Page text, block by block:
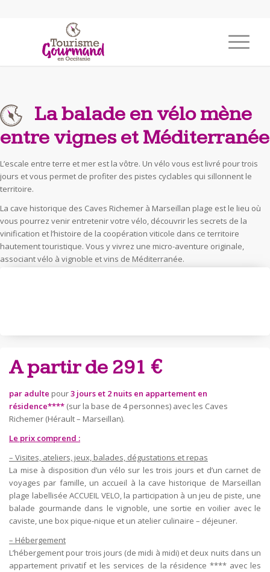
La balade en vélo mène
entre vignes et Méditerranée
L’escale entre terre et mer est la vôtre. Un vélo vous est livré pour trois
jours et vous permet de profiter des pistes cyclables qui sillonnent le
territoire.
La cave historique des Caves Richemer à Marseillan plage est le lieu où
vous pourrez venir entretenir votre vélo, découvrir les secrets de la
vinification et l’histoire de la coopération viticole dans ce territoire
hautement touristique. Vous y vivrez une micro-aventure originale,
associant vélo à vignoble et vins de Méditerranée.
A partir de 291 €
par adulte pour3 jours et 2 nuits en appartement en
résidence**** (sur la base de 4 personnes) avec les Caves
Richemer (Hérault – Marseillan).
Le prix comprend :
– Visites, ateliers, jeux, balades, dégustations et repas
La mise à disposition d’un vélo sur les trois jours et d’un carnet de
voyages par famille, un accueil à la cave historique de Marseillan
plage labellisée ACCUEIL VELO, la participation à un jeu de piste, une
balade gourmande dans le vignoble, une sortie en voilier avec le
caviste, une box pique-nique et un atelier culinaire – déjeuner.
– Hébergement
L’hébergement pour trois jours (de midi à midi) et deux nuits dans un
appartement privatif et les services de la résidence **** avec les